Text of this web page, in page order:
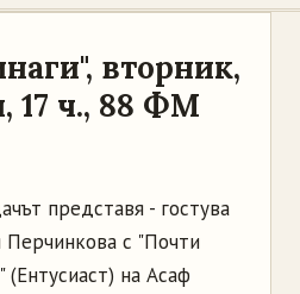
вторник,
17 ч., 88 ФМ
представя - гостува
Перчинкова с "Почти
(Ентусиаст) на Асаф